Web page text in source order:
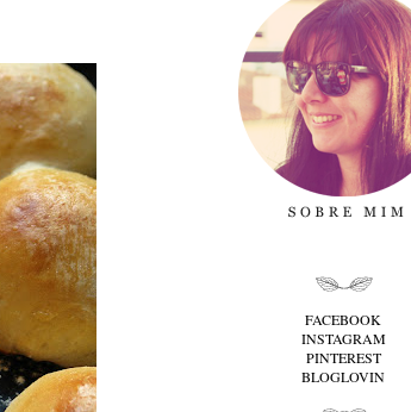
FACEBOOK
INSTAGRAM
PINTEREST
BLOGLOVIN